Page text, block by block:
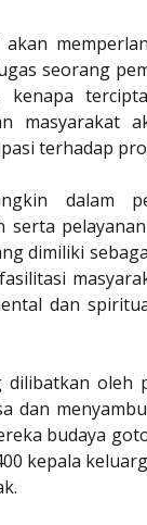
seorang
kenapa
masyarakat
terhadap
dalam
serta
dimiliki
dan
dilibatkan oleh
dan
budaya
kepala